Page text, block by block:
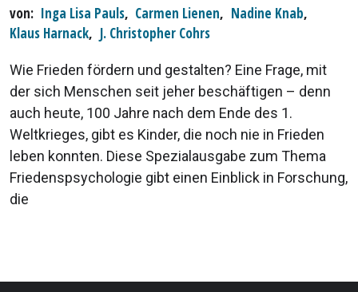
von Inga Lisa Pauls, Carmen Lienen, Nadine Knab,
Klaus Harnack, J. Christopher Cohrs
Wie Frieden fördern und gestalten? Eine Frage, mit
der sich Menschen seit jeher beschäftigen – denn
auch heute, 100 Jahre nach dem Ende des 1.
Weltkrieges, gibt es Kinder, die noch nie in Frieden
leben konnten. Diese Spezialausgabe zum Thema
Friedenspsychologie gibt einen Einblick in Forschung,
die